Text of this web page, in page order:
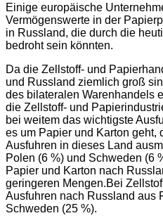
Einige europäische
Vermögenswerte in der
in Russland, die durch die
bedroht sein könnten.
Da die Zellstoff- und
und Russland ziemlich groß
des bilateralen Warenhandels
die Zellstoff- und
bei weitem das wichtigste
es um Papier und Karton geht,
Ausfuhren in dieses Land
Polen (6 %) und Schweden (6
Papier und Karton nach
geringeren Mengen.Bei
Ausfuhren nach Russland aus
Schweden (25 %).